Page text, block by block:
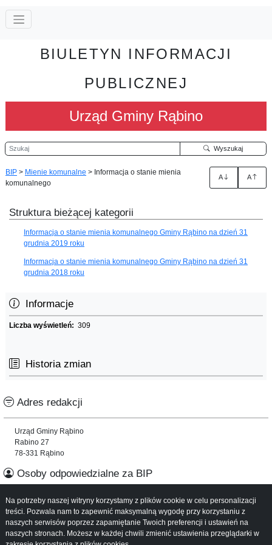
BIULETYN INFORMACJI
PUBLICZNEJ
Urząd Gminy Rąbino
Szukaj Wyszukaj
BIP > Mienie komunalne > Informacja o stanie mienia
komunalnego
A A
Struktura bieżącej kategorii
Informacja o stanie mienia komunalnego Gminy Rąbino na dzień 31
grudnia 2019 roku
Informacja o stanie mienia komunalnego Gminy Rąbino na dzień 31
grudnia 2018 roku
Informacje
Liczba wyświetleń: 309
Historia zmian
Adres redakcji
Urząd Gminy Rąbino
Rabino 27
78-331 Rąbino
Osoby odpowiedzialne za BIP
Informacje o serwisie
Mapa serwisu
Na potrzeby naszej witryny korzystamy z plików cookie w celu personalizacji
treści. Pozwala nam to zapewnić maksymalną wygodę przy korzystaniu z
naszych serwisów poprzez zapamiętanie Twoich preferencji i ustawień na
naszych stronach. Możesz w każdej chwili zmienić ustawienia przeglądarki w